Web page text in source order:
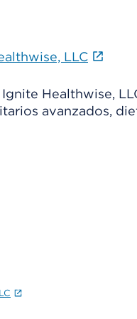
LLC
Healthwise,
avanzados,